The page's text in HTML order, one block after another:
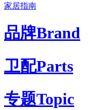
家居指南
品牌Brand
卫配Parts
专题Topic